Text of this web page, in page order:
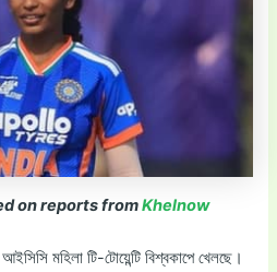
on reports fromKhelnow
মহিলা টি-টোয়েন্টি বিশ্বকাপে খেলছে।